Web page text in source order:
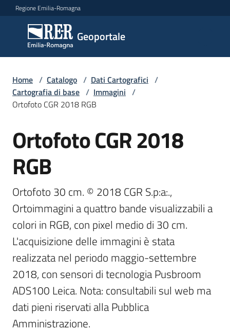
Vai al contenuto
Vai alla navigazione
Vai al footer
Regione Emilia-Romagna
Geoportale
Geoportale
Catalogo
dati,
servizi
Visualizza
on-
line
Scarica
i
dati
Approfondimenti
Home / Catalogo / Dati Cartografici /
Cartografia di base / Immagini /
Ortofoto CGR 2018 RGB
Salta al contenuto
Ortofoto CGR 2018
RGB
Ortofoto 30 cm. © 2018 CGR S.p:a:.,
Ortoimmagini a quattro bande visualizzabili a
colori in RGB, con pixel medio di 30 cm.
L'acquisizione delle immagini è stata
realizzata nel periodo maggio-settembre
2018, con sensori di tecnologia Pusbroom
ADS100 Leica. Nota: consultabili sul web ma
dati pieni riservati alla Pubblica
Amministrazione.